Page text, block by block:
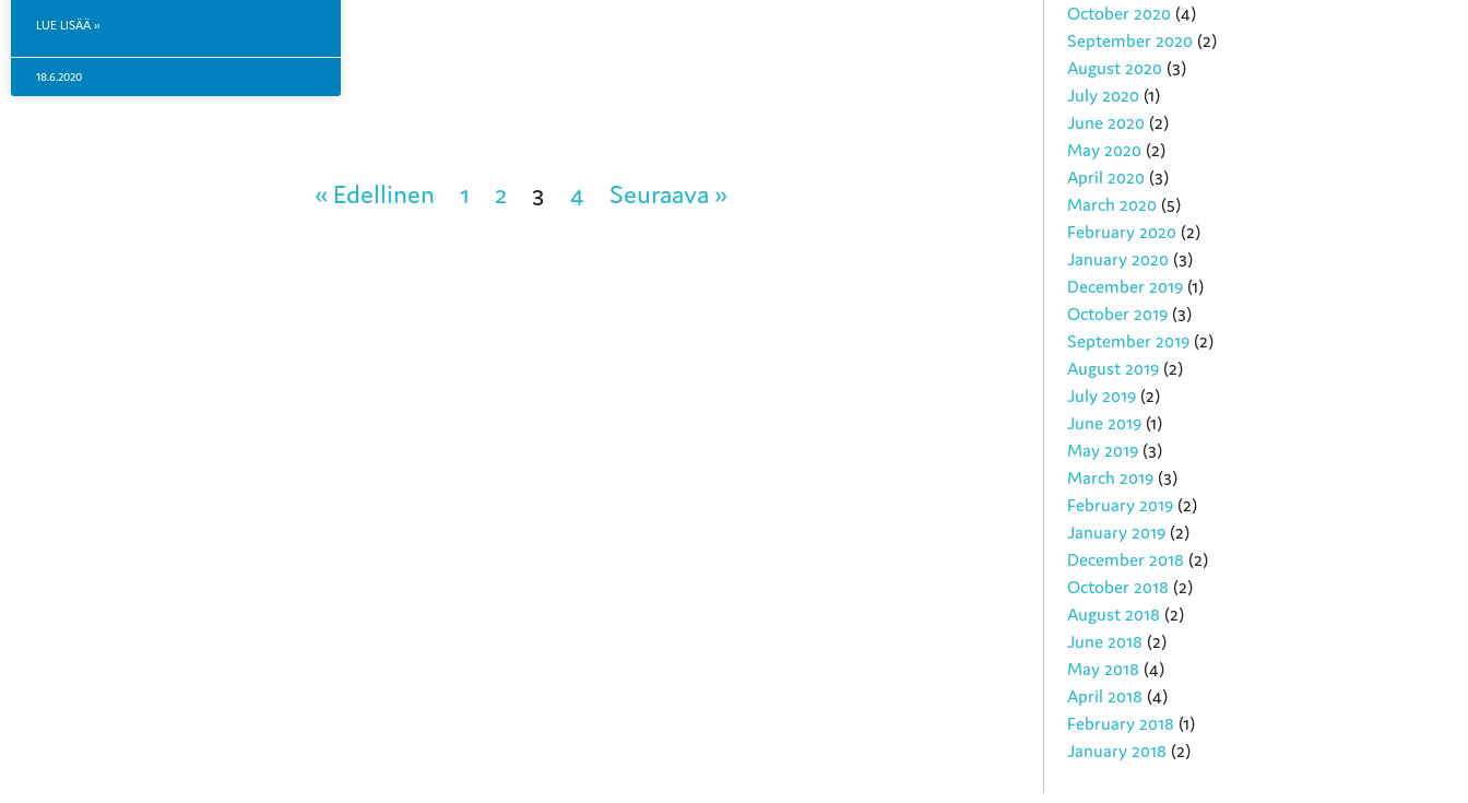
LUE LISÄÄ »
18.6.2020
« Edellinen 1 2 3 4 Seuraava »
October 2020 (4)
September 2020 (2)
August 2020 (3)
July 2020 (1)
June 2020 (2)
May 2020 (2)
April 2020 (3)
March 2020 (5)
February 2020 (2)
January 2020 (3)
December 2019 (1)
October 2019 (3)
September 2019 (2)
August 2019 (2)
July 2019 (2)
June 2019 (1)
May 2019 (3)
March 2019 (3)
February 2019 (2)
January 2019 (2)
December 2018 (2)
October 2018 (2)
August 2018 (2)
June 2018 (2)
May 2018 (4)
April 2018 (4)
February 2018 (1)
January 2018 (2)